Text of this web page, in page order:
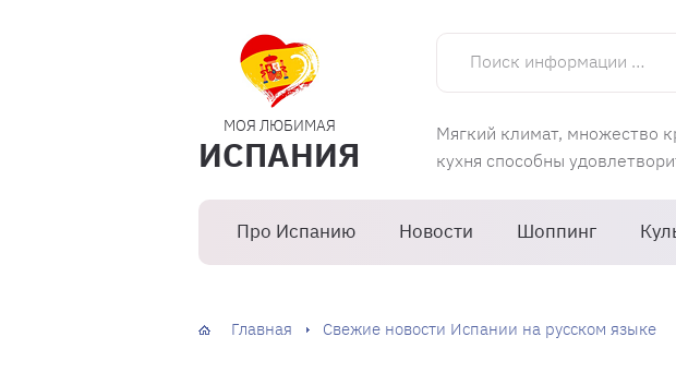
МОЯ ЛЮБИМАЯ
ИСПАНИЯ
Поиск информации об Испании
Мягкий климат, множество
кухня способны
Про Испанию Новости Шоппинг
Главная Свежие новости Испании на русском языке